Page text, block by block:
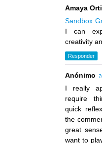
Amaya
Sandbox
I can
creativity
Responder
Anónimo
I really
require
quick
the
great
want to